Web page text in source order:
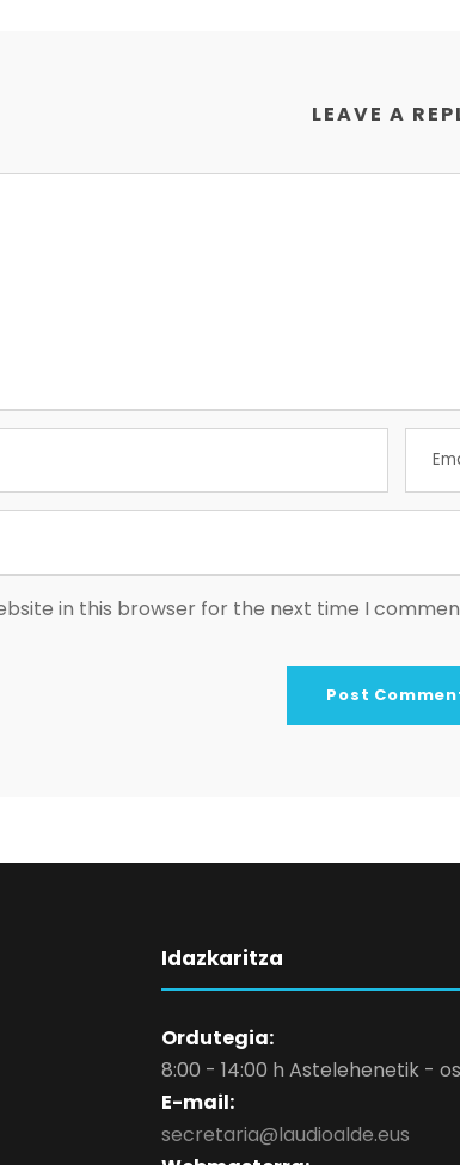
LEAVE A
in this browser for the next time I
Idazkaritza
Ordutegia:
8:00 - 14:00 h Astelehenetik -
E-mail:
secretaria@laudioalde.eus